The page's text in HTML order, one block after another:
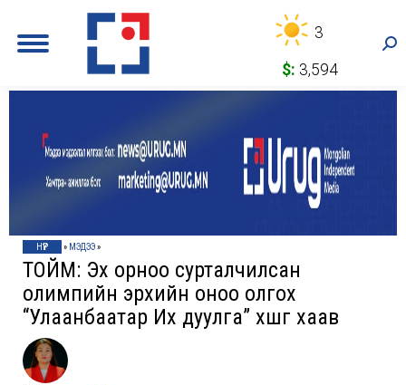
3
$: 3,594
НҮҮР » МЭДЭЭ»
ТОЙМ: Эх орноо сурталчилсан
олимпийн эрхийн оноо олгох
“Улаанбаатар Их дуулга” хөшгөө хаав